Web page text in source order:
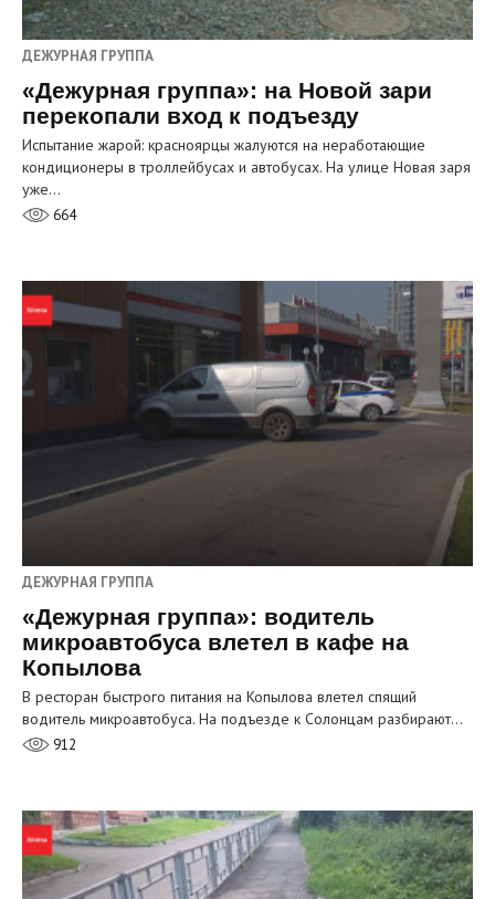
ДЕЖУРНАЯ ГРУППА
«Дежурная группа»: на Новой зари
перекопали вход к подъезду
Испытание жарой: красноярцы жалуются на неработающие
кондиционеры в троллейбусах и автобусах. На улице Новая заря
уже…
664
ДЕЖУРНАЯ ГРУППА
«Дежурная группа»: водитель
микроавтобуса влетел в кафе на
Копылова
В ресторан быстрого питания на Копылова влетел спящий
водитель микроавтобуса. На подъезде к Солонцам разбирают…
912